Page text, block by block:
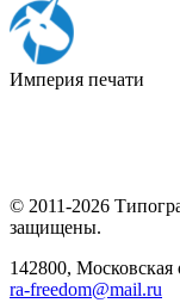
Империя печати
© 2011-2026
защищены.
142800,
ra-freedom@mail.ru